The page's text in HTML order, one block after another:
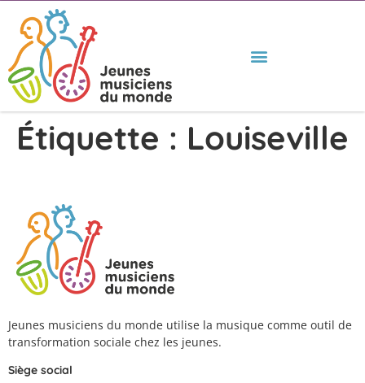
Étiquette : Louiseville
Jeunes musiciens du monde utilise la musique comme outil de
transformation sociale chez les jeunes.
Siège social